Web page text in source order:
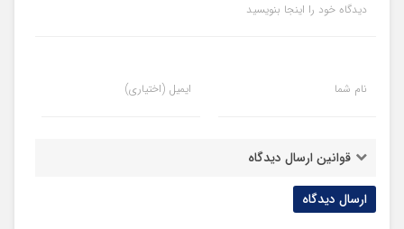
دیدگاه خود را اینجا بنویسید
نام شما ایمیل (اختیاری)
قوانین ارسال دیدگاه